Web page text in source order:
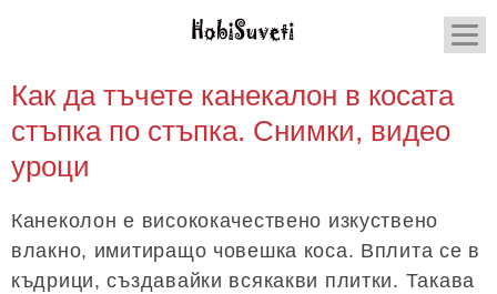
Как да тъчете канекалон в косата
стъпка по стъпка. Снимки, видео
уроци
Канеколон е висококачествено изкуствено
влакно, имитиращо човешка коса. Вплита се в
къдрици, създавайки всякакви плитки. Такава